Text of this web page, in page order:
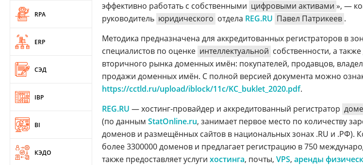
RPA
ERP
СЭД
IBP
BI
КЭДО
эффективно работать с собственными цифровыми активами », —
руководитель юридического отдела REG.RU Павел Патрикеев .
Методика предназначена для аккредитованных регистраторов в
специалистов по оценке интеллектуальной собственности, а
вторичного рынка доменных имён: покупателей, продавцов,
продажи доменных имён. С полной версией документа можно
https://cctld.ru/upload/iblock/11c/KC_buklet_2020.pdf.
REG.RU — хостинг-провайдер и аккредитованный регистратор
(по данным StatOnline.ru, занимает первое место по количеству
доменов и размещённых сайтов в национальных зонах .RU и .РФ).
более 3300000 доменов и предлагает регистрацию в 750
также предоставляет услуги хостинга, почты, VPS, аренды